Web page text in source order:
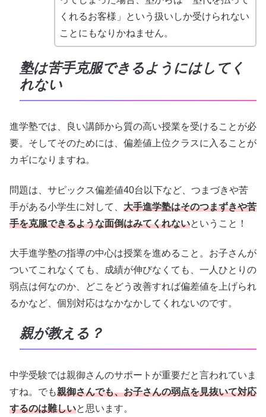
くれるお客様」という扱いしか受けられない
ことにもなりかねません。
塾は苦手克服できるようにはしてく
れない
進学塾では、良い講師から質の高い授業を受けることが必
要。そしてそのためには、偏差値上位クラスに入ることが
カギになりますね。
問題は、サピックス偏差値40台以下など、つまづきや苦
手がある小学生に対して、 大手進学塾はそのつまずきや苦
手を克服できるような面倒はみてくれないということ！
大手進学塾の指導の中心は授業を進めること。お子さんが
ついてこれなくても、成績が伸びなくても、一人ひとりの
弱点は何なのか、どこをどう改善すれば偏差値を上げられ
るかなど、個別対応はなかなかしてくれないのです。
親が教える？
中学受験では親御さんのサポートが重要だと言われていま
すね。でも親御さんでも、お子さんの弱点を見抜いて対応
するのは難しいと思います。